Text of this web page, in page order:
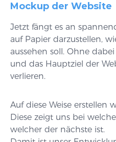
Mockup der Website
Jetzt fängt es an
auf Papier darzustellen,
aussehen soll. Ohne
und das Hauptziel der
verlieren.
Auf diese Weise erstellen
Diese zeigt uns bei
welcher der nächste ist.